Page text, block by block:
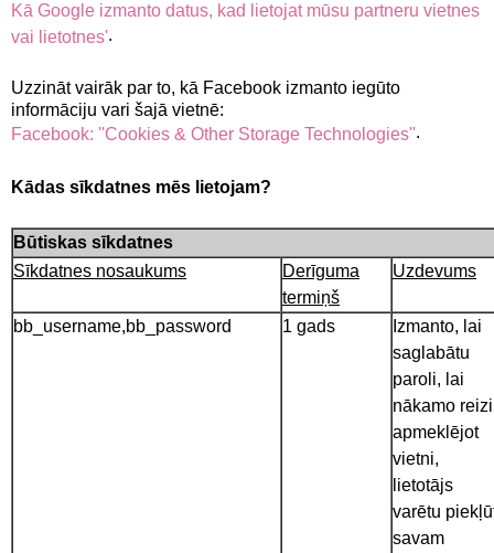
Kā Google izmanto datus, kad lietojat mūsu partneru vietnes
vai lietotnes'.
Uzzināt vairāk par to, kā Facebook izmanto iegūto
informāciju vari šajā vietnē:
Facebook: ''Cookies & Other Storage Technologies''.
Kādas sīkdatnes mēs lietojam?
Būtiskas sīkdatnes
Sīkdatnes nosaukums
Derīguma
termiņš
Uzdevums
bb_username,bb_password 1 gads
Izmanto, lai
saglabātu
paroli, lai
nākamo reizi
apmeklējot
vietni,
lietotājs
varētu
savam